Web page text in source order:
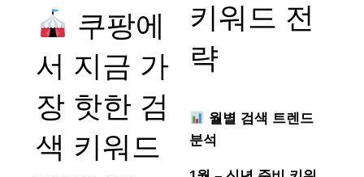
쿠팡에
서 지금 가
장 핫한 검
색 키워드
키워드 전
략
월별 검색 트렌드
분석